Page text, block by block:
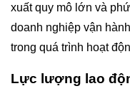
xuất quy mô lớn và
doanh nghiệp vận
trong quá trình hoạt
Lực lượng lao